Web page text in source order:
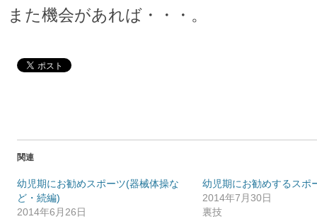
また機会があれば・・・。
関連
幼児期にお勧めスポーツ(器械体操な
ど・続編)
2014年6月26日
幼児期にお勧めするスポ
2014年7月30日
裏技